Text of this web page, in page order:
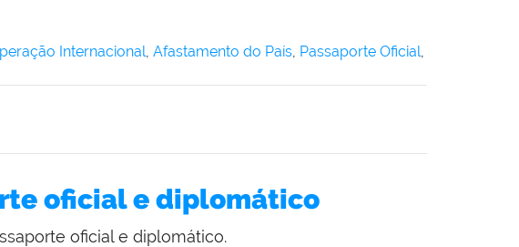
Internacional, Afastamento do País, Passaporte Oficial,
oficial e diplomático
oficial e diplomático.